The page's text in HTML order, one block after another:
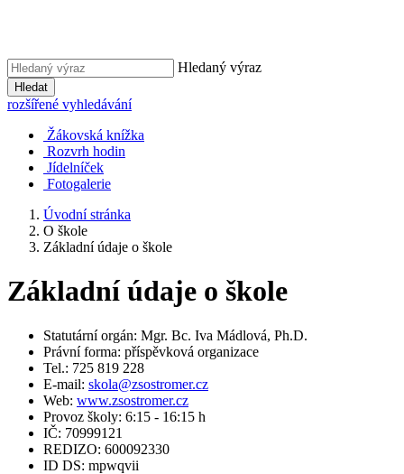
Hledaný výraz
Hledat
rozšířené vyhledávání
Žákovská knížka
Rozvrh hodin
Jídelníček
Fotogalerie
Úvodní stránka
O škole
Základní údaje o škole
Základní údaje o škole
Statutární orgán: Mgr. Bc. Iva Mádlová, Ph.D.
Právní forma: příspěvková organizace
Tel.: 725 819 228
E-mail: skola@zsostromer.cz
Web: www.zsostromer.cz
Provoz školy: 6:15 - 16:15 h
IČ: 70999121
REDIZO: 600092330
ID DS: mpwqvii